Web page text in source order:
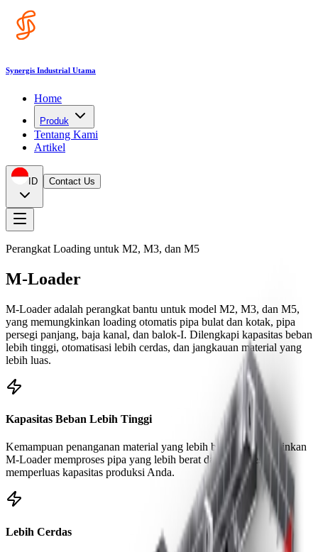
Synergis Industrial Utama
Home
Produk
Tentang Kami
Artikel
ID Contact Us
Perangkat Loading untuk M2, M3, dan M5
M-Loader
M-Loader adalah perangkat bantu untuk model M2, M3, dan M5,
yang memungkinkan loading otomatis pipa bulat dan kotak, pipa
persegi panjang, baja kanal, dan balok-I. Dilengkapi kapasitas beban
lebih tinggi, otomatisasi lebih cerdas, dan jangkauan material yang
lebih luas.
Kapasitas Beban Lebih Tinggi
Kemampuan penanganan material yang lebih besar memungkinkan
M-Loader memproses pipa yang lebih berat dan lebih besar,
memperluas kapasitas produksi Anda.
Lebih Cerdas